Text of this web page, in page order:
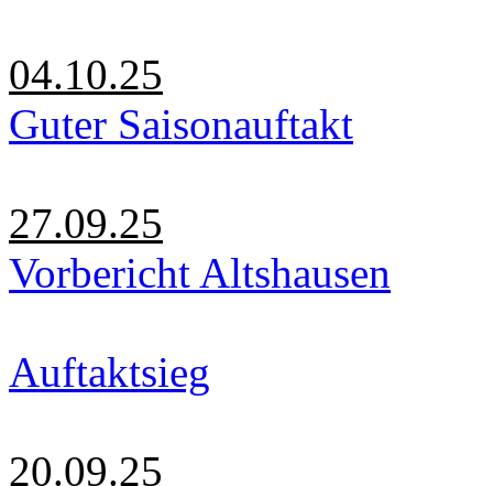
04.10.25
Guter Saisonauftakt
27.09.25
Vorbericht Altshausen
Auftaktsieg
20.09.25